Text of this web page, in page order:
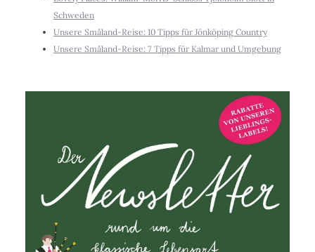
Schweden
Unsere Småland-Reise: 10 Tipps für Jönköping Country
Unsere Småland-Reise: 7 Tipps für Kalmar und Umgebung